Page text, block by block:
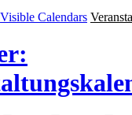
Visible Calendars